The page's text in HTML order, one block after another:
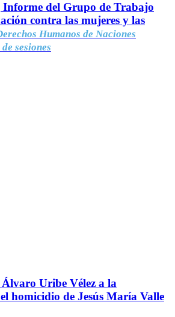
Informe del Grupo de Trabajo
contra las mujeres y las
Humanos de Naciones
sesiones
Uribe Vélez a la
homicidio de Jesús María Valle